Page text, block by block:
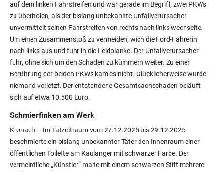
auf dem linken Fahrstreifen und war gerade im Begriff, zwei PKWs
zu überholen, als der bislang unbekannte Unfallverursacher
unvermittelt seinen Fahrstreifen von rechts nach links wechselte.
Um einen Zusammenstoß zu vermeiden, wich die Ford-Fahrerin
nach links aus und fuhr in die Leidplanke. Der Unfallverursacher
fuhr, ohne sich um den Schaden zu kümmern weiter. Zu einer
Berührung der beiden PKWs kam es nicht. Glücklicherweise wurde
niemand verletzt. Der entstandene Gesamtsachschaden beläuft
sich auf etwa 10.500 Euro.
Schmierfinken am Werk
Kronach – Im Tatzeitraum vom 27.12.2025 bis 29.12.2025
beschmierte ein bislang unbekannter Täter den Innenraum einer
öffentlichen Toilette am Kaulanger mit schwarzer Farbe. Der
vermeintliche „Künstler“ malte mit einem schwarzen Stift mehrere